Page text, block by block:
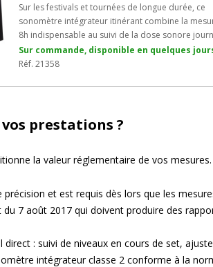
Sur les festivals et tournées de longue durée, ce
sonomètre intégrateur itinérant combine la
8h indispensable au suivi de la dose sonore
une double captation séparée grâce à deux
CAP50. Chaque capteur peut être positionné
garantissant fiabilité de mesure et conformité au
Sur commande, disponible en quelques
Réf. 21358
prestations ?
la valeur réglementaire de vos mesures.
et est requis dès lors que les
7 août 2017 qui doivent produire des
: suivi de niveaux en cours de set,
intégrateur classe 2 conforme à la